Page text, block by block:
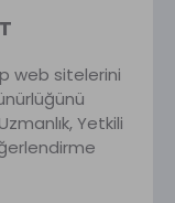
web sitelerini
Yetkili